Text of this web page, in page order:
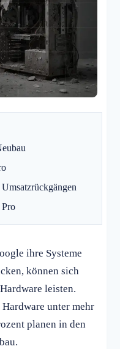
ihre Systeme
können sich
leisten.
unter mehr
planen in den